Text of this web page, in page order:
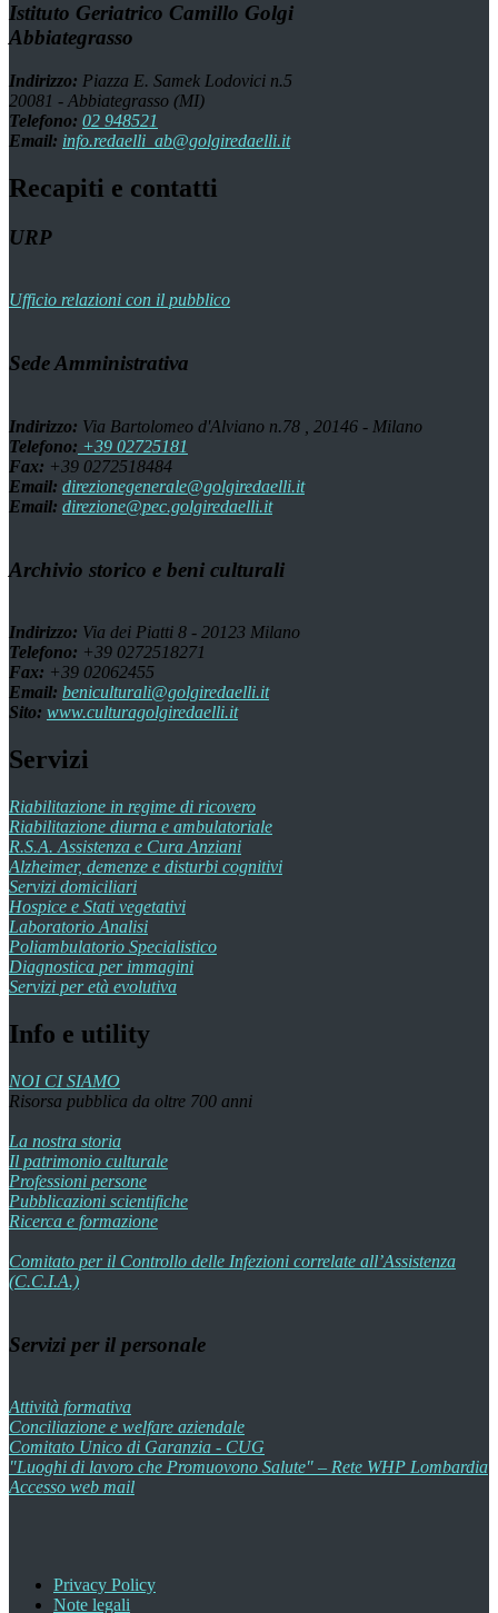
Istituto Geriatrico Camillo Golgi
Abbiategrasso
Indirizzo: Piazza E. Samek Lodovici n.5
20081 - Abbiategrasso (MI)
Telefono: 02 948521
Email: info.redaelli_ab@golgiredaelli.it
Recapiti e contatti
URP
Ufficio relazioni con il pubblico
Sede Amministrativa
Indirizzo: Via Bartolomeo d'Alviano n.78 , 20146 - Milano
Telefono: +39 02725181
Fax: +39 0272518484
Email: direzionegenerale@golgiredaelli.it
Email: direzione@pec.golgiredaelli.it
Archivio storico e beni culturali
Indirizzo: Via dei Piatti 8 - 20123 Milano
Telefono: +39 0272518271
Fax: +39 02062455
Email: beniculturali@golgiredaelli.it
Sito: www.culturagolgiredaelli.it
Servizi
Riabilitazione in regime di ricovero
Riabilitazione diurna e ambulatoriale
R.S.A. Assistenza e Cura Anziani
Alzheimer, demenze e disturbi cognitivi
Servizi domiciliari
Hospice e Stati vegetativi
Laboratorio Analisi
Poliambulatorio Specialistico
Diagnostica per immagini
Servizi per età evolutiva
Info e utility
NOI CI SIAMO
Risorsa pubblica da oltre 700 anni
La nostra storia
Il patrimonio culturale
Professioni persone
Pubblicazioni scientifiche
Ricerca e formazione
Comitato per il Controllo delle Infezioni correlate all’Assistenza
(C.C.I.A.)
Servizi per il personale
Attività formativa
Conciliazione e welfare aziendale
Comitato Unico di Garanzia - CUG
"Luoghi di lavoro che Promuovono Salute" – Rete WHP Lombardia
Accesso web mail
Privacy Policy
Note legali